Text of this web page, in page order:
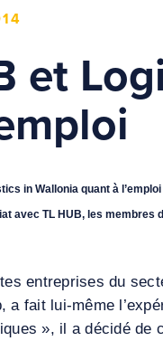
et
in Wallonia quant à
avec TL HUB, les
entreprises du
a fait lui-même
», il a décidé de